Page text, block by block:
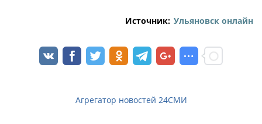
Источник: Ульяновск онлайн
Агрегатор новостей 24СМИ